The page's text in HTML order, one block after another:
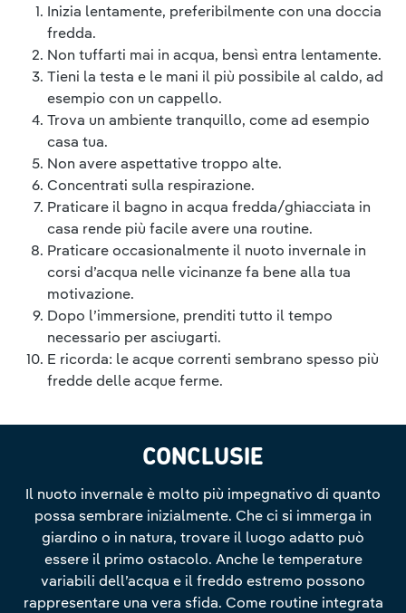
Inizia lentamente, preferibilmente con una doccia
fredda.
Non tuffarti mai in acqua, bensì entra lentamente.
Tieni la testa e le mani il più possibile al caldo, ad
esempio con un cappello.
Trova un ambiente tranquillo, come ad esempio
casa tua.
Non avere aspettative troppo alte.
Concentrati sulla respirazione.
Praticare il bagno in acqua fredda/ghiacciata in
casa rende più facile avere una routine.
Praticare occasionalmente il nuoto invernale in
corsi d’acqua nelle vicinanze fa bene alla tua
motivazione.
Dopo l’immersione, prenditi tutto il tempo
necessario per asciugarti.
E ricorda: le acque correnti sembrano spesso più
fredde delle acque ferme.
CONCLUSIE
Il nuoto invernale è molto più impegnativo di quanto
possa sembrare inizialmente. Che ci si immerga in
giardino o in natura, trovare il luogo adatto può
essere il primo ostacolo. Anche le temperature
variabili dell’acqua e il freddo estremo possono
rappresentare una vera sfida. Come routine integrata